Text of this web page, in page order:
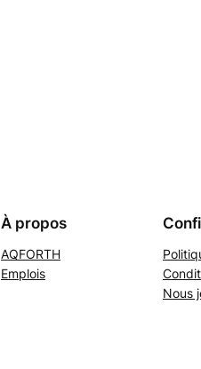
À propos
AQFORTH
Emplois
Nous